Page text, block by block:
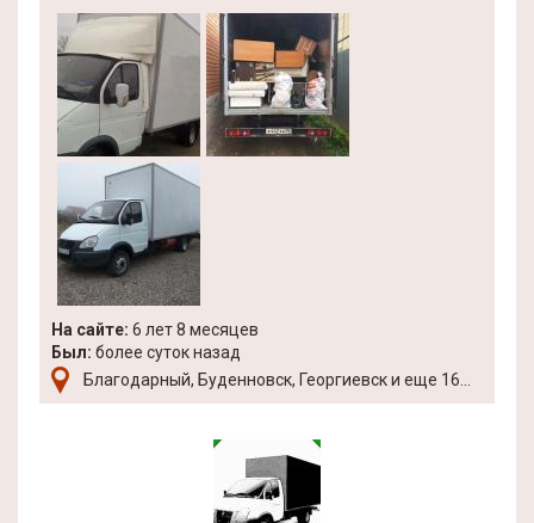
На сайте: 6 лет 8 месяцев
Был: более суток назад
Благодарный, Буденновск, Георгиевск и еще 16...